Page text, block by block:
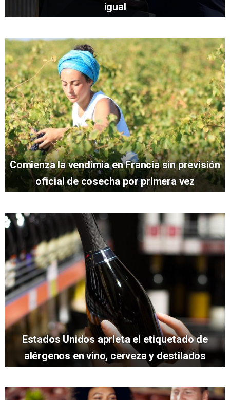
igual
Comienza la vendimia en Francia sin previsión
oficial de cosecha por primera vez
Estados Unidos aprieta el etiquetado de
alérgenos en vino, cerveza y destilados